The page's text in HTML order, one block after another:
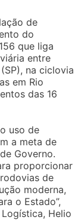
de
do
que liga
entre
na ciclovia
em Rio
das 16
uso de
a meta de
Governo.
proporcionar
de
moderna,
o Estado”,
Helio